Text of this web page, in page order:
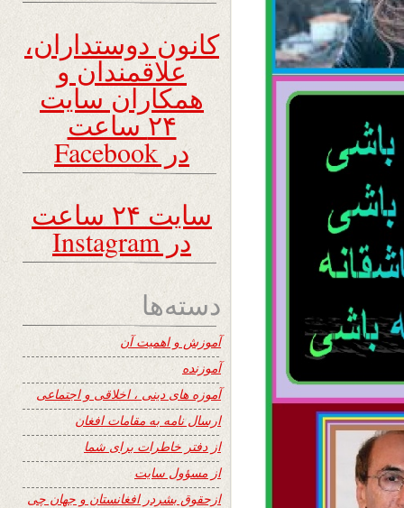
کانون دوستداران،
علاقمندان و
همکاران سایت
۲۴ ساعت
در Facebook
سایت ۲۴ ساعت
در Instagram
دسته‌ها
آموزش و اهمیت آن
آموزنده
آموزه های دینی ، اخلاقی و اجتماعی
ارسال نامه به مقامات افغان
از دفتر خاطرات برای شما
از مسؤول سایت
ازحقوق بشردر افغانستان و جهان چی